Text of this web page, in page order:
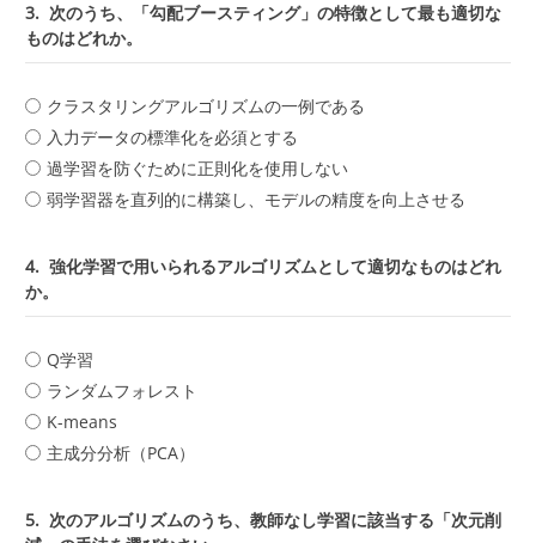
3. 次のうち、「勾配ブースティング」の特徴として最も適切な
ものはどれか。
クラスタリングアルゴリズムの一例である
入力データの標準化を必須とする
過学習を防ぐために正則化を使用しない
弱学習器を直列的に構築し、モデルの精度を向上させる
4. 強化学習で用いられるアルゴリズムとして適切なものはどれ
か。
Q学習
ランダムフォレスト
K-means
主成分分析（PCA）
5. 次のアルゴリズムのうち、教師なし学習に該当する「次元削